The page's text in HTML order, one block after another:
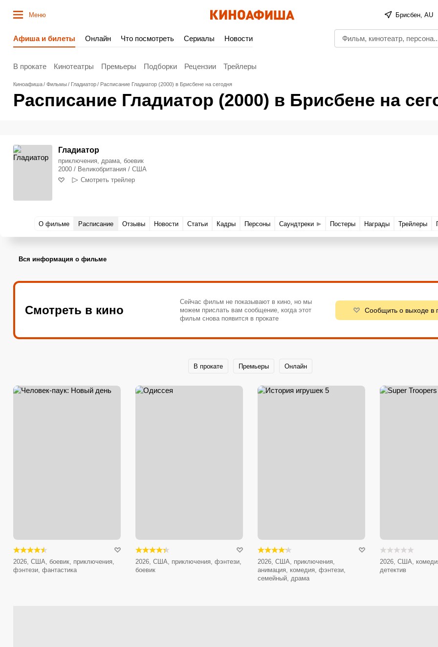
Меню Брисбен, AU
Афиша и билеты Онлайн Что посмотреть Сериалы Новости
В прокате Кинотеатры Премьеры Подборки Рецензии Трейлеры
Киноафиша Фильмы Гладиатор Расписание Гладиатор (2000) в Брисбене на сегодня
Расписание Гладиатор (2000) в Брисбене на
Гладиатор
приключения, драма, боевик
2000 / Великобритания / США
Смотреть трейлер
О фильме Расписание Отзывы Новости Статьи Кадры Персоны Саундтреки Постеры Награды Трейлеры
Вся информация о фильме
Смотреть в кино
Сейчас фильм не показывают в кино, но мы
можем прислать вам сообщение, когда этот
фильм снова появится в прокате
Сообщить о выходе в
В прокате Премьеры Онлайн
2026, США, боевик, приключения,
фэнтези, фантастика
2026, США, приключения, фэнтези,
боевик
2026, США, приключения,
анимация, комедия, фэнтези,
семейный, драма
2026, США,
детектив